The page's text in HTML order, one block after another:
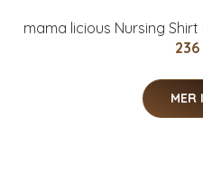
mama licious Nursing Shirt
236
MER